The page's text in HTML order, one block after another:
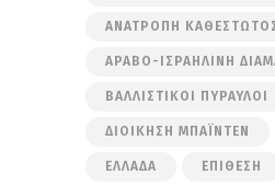
ΑΝΑΤΡΟΠΉ
ΑΡΑΒΟ-ΙΣΡΑΗΛΙΝΉ
ΒΑΛΛΙΣΤΙΚΟΊ ΠΎΡΑΥΛΟΙ
ΔΙΟΊΚΗΣΗ ΜΠΆΙΝΤΕΝ
ΕΛΛΆΔΑ ΕΠΊΘΕΣΗ